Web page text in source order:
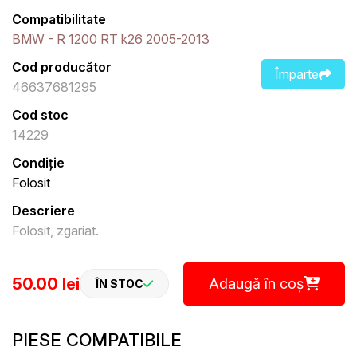
Compatibilitate
BMW - R 1200 RT k26 2005-2013
Împarte
Cod producător
46637681295
Cod stoc
14229
Condiție
Folosit
Descriere
Folosit, zgariat.
50.00 lei ÎN STOC Adaugă în coș
PIESE COMPATIBILE